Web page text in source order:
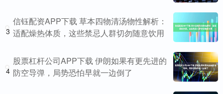
3
信钰配资APP下载 草本四物清汤物性解析：
适配燥热体质，这些禁忌人群切勿随意饮用
4
股票杠杆公司APP下载 伊朗如果有更先进的
防空导弹，局势恐怕早就一边倒了